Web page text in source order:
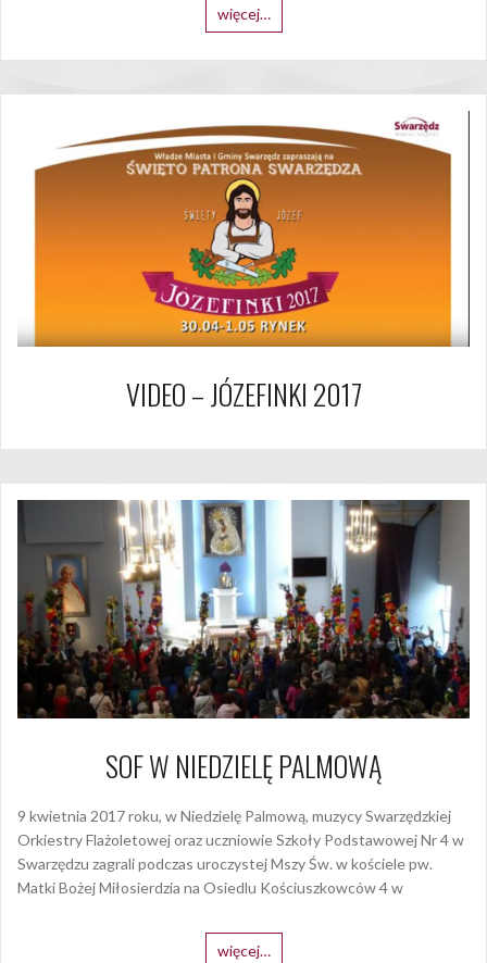
więcej…
VIDEO – JÓZEFINKI 2017
SOF W NIEDZIELĘ PALMOWĄ
9 kwietnia 2017 roku, w Niedzielę Palmową, muzycy Swarzędzkiej
Orkiestry Flażoletowej oraz uczniowie Szkoły Podstawowej Nr 4 w
Swarzędzu zagrali podczas uroczystej Mszy Św. w kościele pw.
Matki Bożej Miłosierdzia na Osiedlu Kościuszkowców 4 w
więcej…